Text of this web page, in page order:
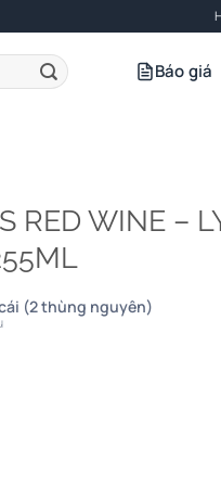
Báo giá
RED WINE –
cái (2 thùng nguyên)